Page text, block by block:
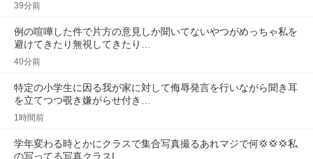
39分前
例の喧嘩した件で片方の意見しか聞いてないやつがめっちゃ私を
避けてきたり無視してきたり…
40分前
特定の小学生に因る我が家に対して侮辱発言を行いながら聞き耳
を立てつつ覗き嫌がらせ付き…
1時間前
学年変わる時とかにクラスで集合写真撮るあれマジで何💢💢‪💢‪私
の写ってる写真クラスL…